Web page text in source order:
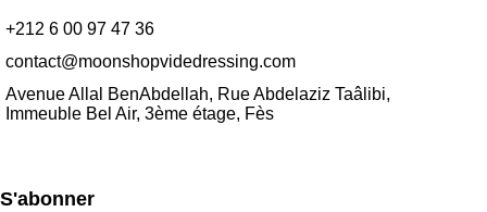
+212 6 00 97 47 36
contact@moonshopvidedressing.com
Avenue Allal BenAbdellah, Rue Abdelaziz Taâlibi,
Immeuble Bel Air, 3ème étage, Fès
S'abonner